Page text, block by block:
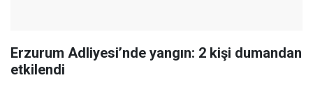
Erzurum Adliyesi’nde yangın: 2 kişi dumandan
etkilendi